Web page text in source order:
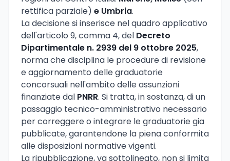
rettifica parziale) e Umbria.
La decisione si inserisce nel quadro applicativo
dell'articolo 9, comma 4, del Decreto
Dipartimentale n. 2939 del 9 ottobre 2025,
norma che disciplina le procedure di revisione
e aggiornamento delle graduatorie
concorsuali nell'ambito delle assunzioni
finanziate dal PNRR. Si tratta, in sostanza, di un
passaggio tecnico-amministrativo necessario
per correggere o integrare le graduatorie gia
pubblicate, garantendone la piena conformita
alle disposizioni normative vigenti.
La ripubblicazione, va sottolineato, non si limita